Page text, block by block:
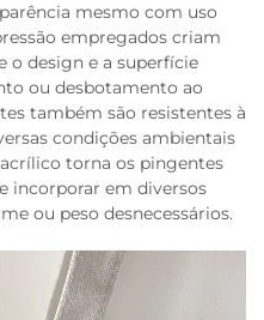
mesmo com uso
empregados criam
o design e a superfície
ou desbotamento ao
também são resistentes à
condições ambientais
torna os pingentes
incorporar em diversos
ou peso desnecessários.